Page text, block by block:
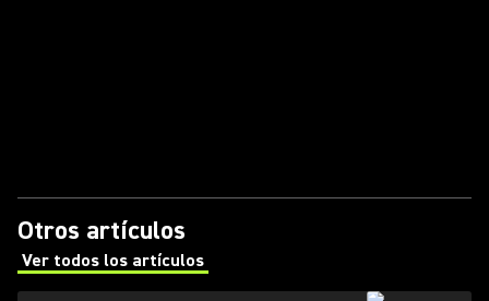
Otros artículos
Ver todos los artículos
(Opens in a new tab)